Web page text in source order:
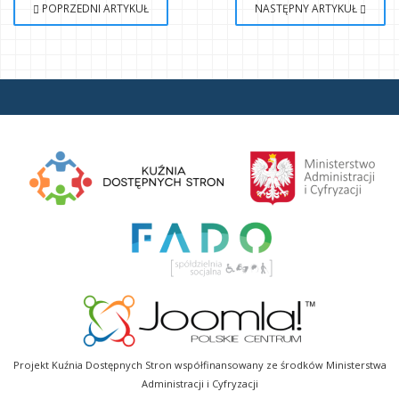
POPRZEDNI ARTYKUŁ NASTĘPNY ARTYKUŁ
Projekt Kuźnia Dostępnych Stron współfinansowany ze środków Ministerstwa
Administracji i Cyfryzacji